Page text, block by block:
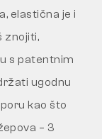
elastična je i
znojiti,
s patentnim
ugodnu
kao što
– 3